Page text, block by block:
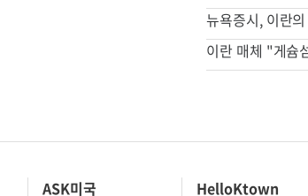
ASK미국 HelloKtown